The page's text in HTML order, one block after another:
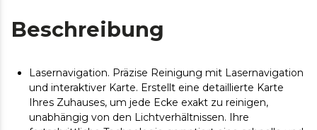
Beschreibung
Lasernavigation. Präzise Reinigung mit Lasernavigation
und interaktiver Karte. Erstellt eine detaillierte Karte
Ihres Zuhauses, um jede Ecke exakt zu reinigen,
unabhängig von den Lichtverhältnissen. Ihre